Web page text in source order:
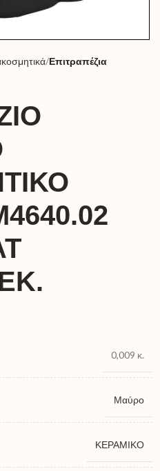
Επιτραπέζια
0,009 κ.
Μαύρο
ΚΕΡΑΜΙΚΟ